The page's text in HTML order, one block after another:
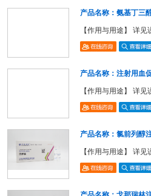
产品名称：氨基丁三
【作用与用途】 详见
产品名称：注射用血
【作用与用途】 详见
产品名称：氯前列醇
【作用与用途】 详见